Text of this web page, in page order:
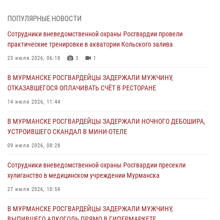
Сотрудники вневедомственной охраны Росгвардии пресекли
хулиганство в медицинском учреждении Мурманска
В МУРМАНСКЕ СОТРУДНИКИ РОСГВАРДИИ ЗАДЕРЖАЛИ
МУРМАНЧАНИНА ЗА ПОПЫТКУ КРАЖИ ВЕЛОАКСЕССУАРОВ ИЗ
24 июля 2026, 09:21
В МУРМАНСКЕ СОТРУДНИКИ РОСГВАРДИИ ЗАДЕРЖАЛИ
23 июля 2026, 08:13
Сотрудники вневедомственной охраны Росгвардии провели
23 июля 2026, 06:18 3 1
ПОПУЛЯРНЫЕ НОВОСТИ
Сотрудники вневедомственной охраны Росгвардии провели
практические тренировки в акватории Кольского залива
23 июля 2026, 06:18 3 1
В МУРМАНСКЕ РОСГВАРДЕЙЦЫ ЗАДЕРЖАЛИ МУЖЧИНУ,
ОТКАЗАВШЕГОСЯ ОПЛАЧИВАТЬ СЧЁТ В РЕСТОРАНЕ
14 июля 2026, 11:44
В МУРМАНСКЕ РОСГВАРДЕЙЦЫ ЗАДЕРЖАЛИ НОЧНОГО ДЕБОШИРА,
УСТРОИВШЕГО СКАНДАЛ В МИНИ-ОТЕЛЕ
09 июля 2026, 08:28
Сотрудники вневедомственной охраны Росгвардии пресекли
хулиганство в медицинском учреждении Мурманска
27 июля 2026, 10:59
В МУРМАНСКЕ РОСГВАРДЕЙЦЫ ЗАДЕРЖАЛИ МУЖЧИНУ,